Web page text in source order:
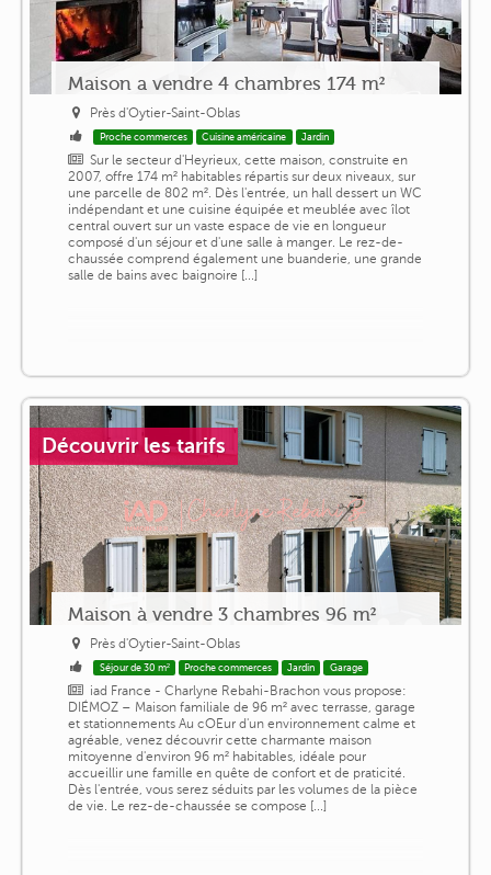
Maison a vendre 4 chambres 174 m²
Près d'Oytier-Saint-Oblas
Proche commerces Cuisine américaine Jardin
Sur le secteur d'Heyrieux, cette maison, construite en
2007, offre 174 m² habitables répartis sur deux niveaux, sur
une parcelle de 802 m². Dès l'entrée, un hall dessert un WC
indépendant et une cuisine équipée et meublée avec îlot
central ouvert sur un vaste espace de vie en longueur
composé d'un séjour et d'une salle à manger. Le rez-de-
chaussée comprend également une buanderie, une grande
salle de bains avec baignoire [...]
Découvrir les tarifs
Maison à vendre 3 chambres 96 m²
Près d'Oytier-Saint-Oblas
Séjour de 30 m² Proche commerces Jardin Garage
iad France - Charlyne Rebahi-Brachon vous propose:
DIÉMOZ – Maison familiale de 96 m² avec terrasse, garage
et stationnements Au cOEur d'un environnement calme et
agréable, venez découvrir cette charmante maison
mitoyenne d'environ 96 m² habitables, idéale pour
accueillir une famille en quête de confort et de praticité.
Dès l'entrée, vous serez séduits par les volumes de la pièce
de vie. Le rez-de-chaussée se compose [...]